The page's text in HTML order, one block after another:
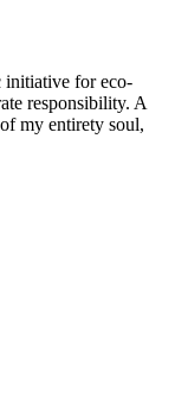
initiative for eco-
responsibility. A
my entirety soul,